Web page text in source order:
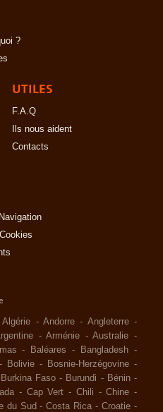
?
UTILES
F.A.Q
Ils nous aident
Contacts
Algérie -Andorre - Angleterre -
-Arménie -Australie -
- Baléares - Bangladesh -
- Bolivie - Bosnie-Herzégovine -
Burkina Faso - Burundi - Bénin -
- Cap Vert - Chili -Chine -
du Sud -Costa Rica -Croatie -